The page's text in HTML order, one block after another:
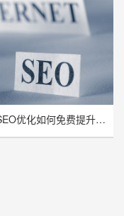
北京SEO优化如何免费提升网站流量与曝光率？